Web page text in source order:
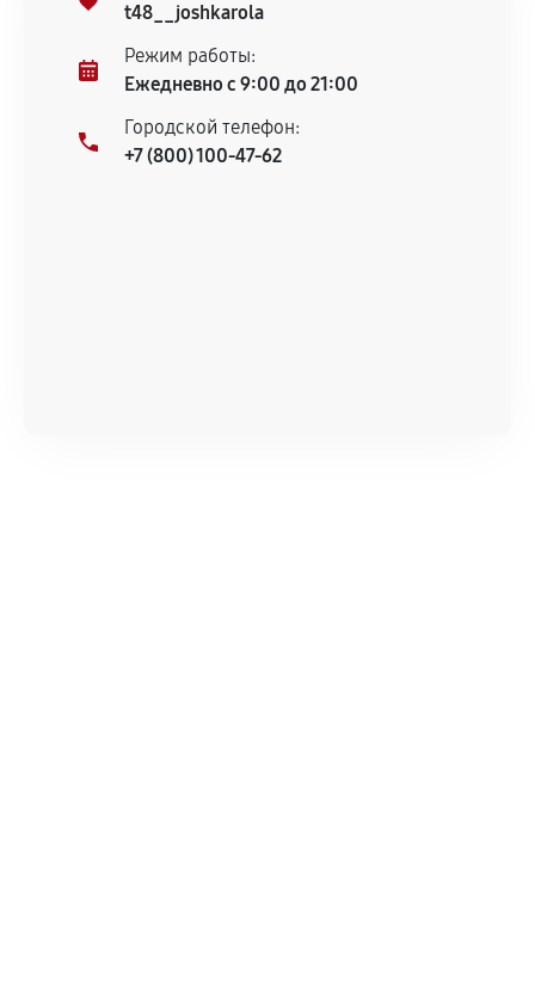
t48__joshkarola
Режим работы:
Ежедневно с 9:00 до 21:00
Городской телефон:
+7 (800) 100-47-62